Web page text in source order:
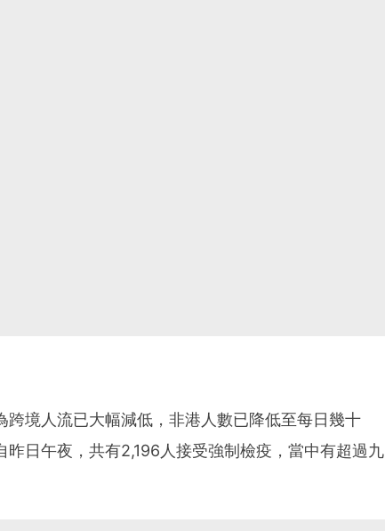
境人流已大幅減低，非港人數已降低至每日幾十
日午夜，共有2,196人接受強制檢疫，當中有超過九